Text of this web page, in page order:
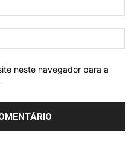
neste navegador para a